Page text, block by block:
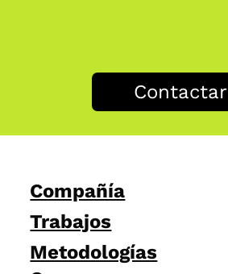
Contactar
Compañía
Trabajos
Metodologías